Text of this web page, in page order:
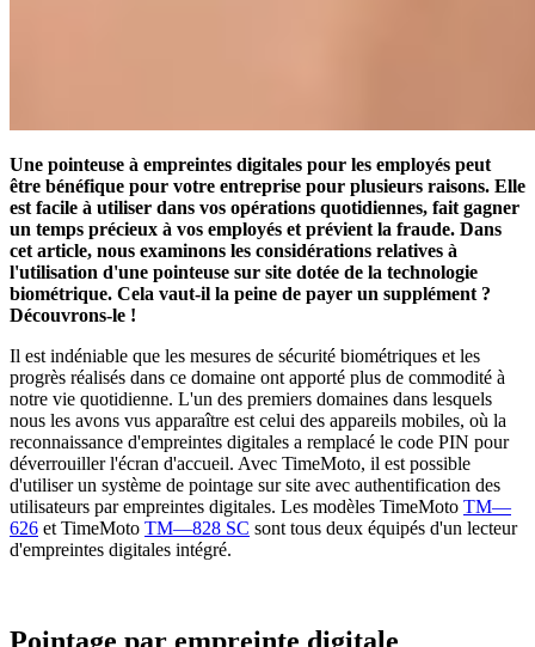
Une pointeuse à empreintes digitales pour les employés peut
être bénéfique pour votre entreprise pour plusieurs raisons. Elle
est facile à utiliser dans vos opérations quotidiennes, fait gagner
un temps précieux à vos employés et prévient la fraude. Dans
cet article, nous examinons les considérations relatives à
l'utilisation d'une pointeuse sur site dotée de la technologie
biométrique. Cela vaut-il la peine de payer un supplément ?
Découvrons-le !
Il est indéniable que les mesures de sécurité biométriques et les
progrès réalisés dans ce domaine ont apporté plus de commodité à
notre vie quotidienne. L'un des premiers domaines dans lesquels
nous les avons vus apparaître est celui des appareils mobiles, où la
reconnaissance d'empreintes digitales a remplacé le code PIN pour
déverrouiller l'écran d'accueil. Avec TimeMoto, il est possible
d'utiliser un système de pointage sur site avec authentification des
utilisateurs par empreintes digitales. Les modèles TimeMoto TM—
626 et TimeMoto TM—828 SC sont tous deux équipés d'un lecteur
d'empreintes digitales intégré.